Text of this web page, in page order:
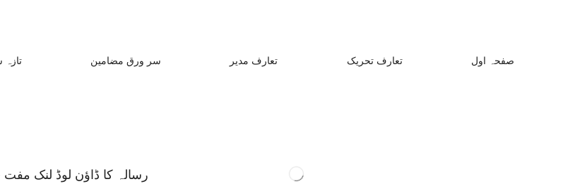
تازہ سر ورق مضامین تعارف مدیر تعارف تحریک صفحہ اول
رسالہ کا ڈاؤن لوڈ لنک